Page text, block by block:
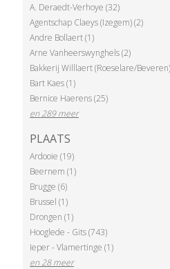
A. Deraedt-Verhoye (32)
Agentschap Claeys (Izegem) (2)
Andre Bollaert (1)
Arne Vanheerswynghels (2)
Bakkerij Willlaert (Roeselare/
Bart Kaes (1)
Bernice Haerens (25)
en 289 meer
PLAATS
Ardooie (19)
Beernem (1)
Brugge (6)
Brussel (1)
Drongen (1)
Hooglede - Gits (743)
Ieper - Vlamertinge (1)
en 28 meer